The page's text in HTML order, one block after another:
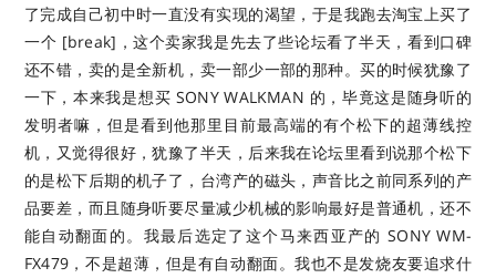
了完成自己初中时一直没有实现的渴望，于是我跑去淘宝上买了
一个 [break]，这个卖家我是先去了些论坛看了半天，看到口碑
还不错，卖的是全新机，卖一部少一部的那种。买的时候犹豫了
一下，本来我是想买 SONY WALKMAN 的，毕竟这是随身听的
发明者嘛，但是看到他那里目前最高端的有个松下的超薄线控
机，又觉得很好，犹豫了半天，后来我在论坛里看到说那个松下
的是松下后期的机子了，台湾产的磁头，声音比之前同系列的产
品要差，而且随身听要尽量减少机械的影响最好是普通机，还不
能自动翻面的。我最后选定了这个马来西亚产的 SONY WM-
FX479，不是超薄，但是有自动翻面。我也不是发烧友要追求什